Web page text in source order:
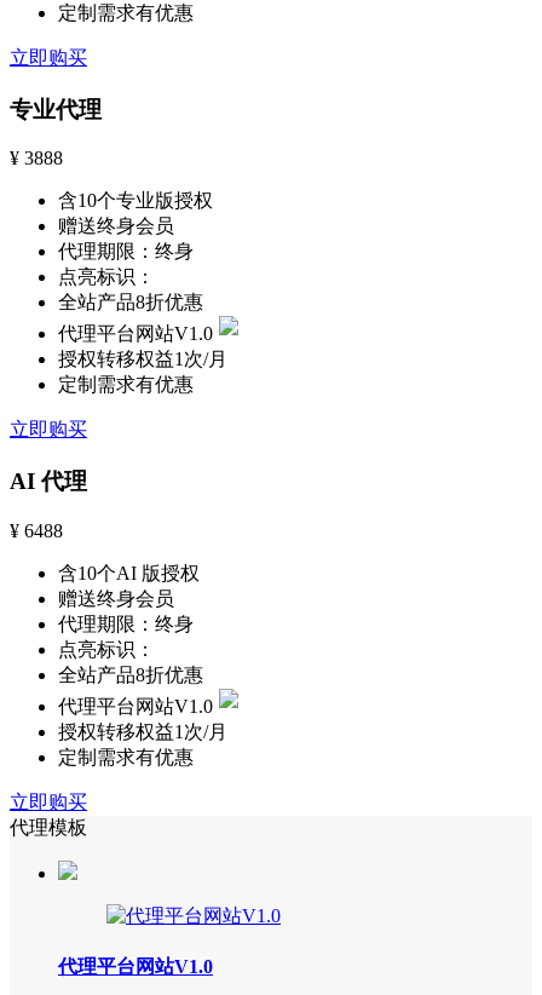
定制需求有优惠
立即购买
专业代理
¥ 3888
含10个专业版授权
赠送终身会员
代理期限：终身
点亮标识：
全站产品8折优惠
代理平台网站V1.0
授权转移权益1次/月
定制需求有优惠
立即购买
AI 代理
¥ 6488
含10个AI 版授权
赠送终身会员
代理期限：终身
点亮标识：
全站产品8折优惠
代理平台网站V1.0
授权转移权益1次/月
定制需求有优惠
立即购买
代理模板
代理平台网站V1.0